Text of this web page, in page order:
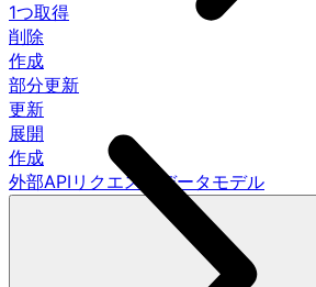
1つ取得
削除
作成
部分更新
更新
展開
作成
外部APIリクエストデータモデル